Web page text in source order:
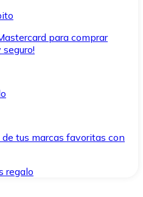
para comprar
tus marcas favoritas con
regalo